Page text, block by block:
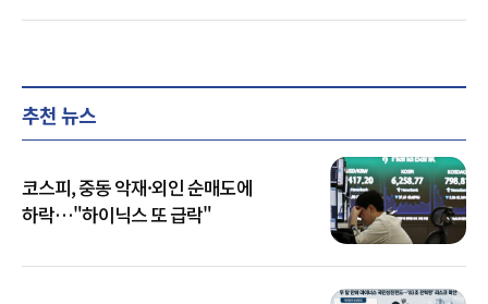
추천 뉴스
코스피, 중동 악재·외인 순매도에
하락…"하이닉스 또 급락"